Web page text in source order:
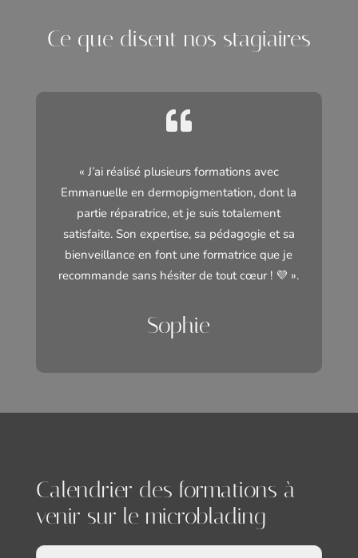
Ce que disent nos stagiaires

« J’ai réalisé plusieurs formations avec
Emmanuelle en dermopigmentation, dont la
partie réparatrice, et je suis totalement
satisfaite. Son expertise, sa pédagogie et sa
bienveillance en font une formatrice que je
recommande sans hésiter de tout cœur ! 💜 ».
Sophie
Calendrier des formations à
venir sur le microblading